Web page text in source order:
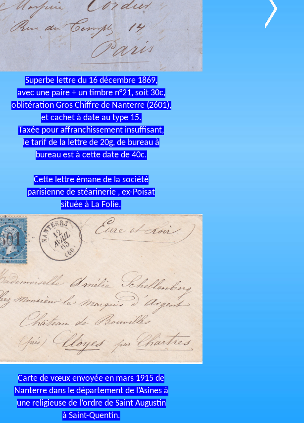
Superbe lettre du 16 décembre 1869,
avec une paire + un timbre n°21, soit 30c,
oblitération Gros Chiffre de Nanterre (2601),
et cachet à date au type 15.
Taxée pour affranchissement insuffisant,
le tarif de la lettre de 20g, de bureau à
bureau est à cette date de 40c.
Cette lettre émane de la société
parisienne de stéarinerie , ex-Poisat
située à La Folie.
Carte de vœux envoyée en mars 1915 de
Nanterre dans le département de l’Asines à
une religieuse de l’ordre de Saint Augustin
à Saint-Quentin.